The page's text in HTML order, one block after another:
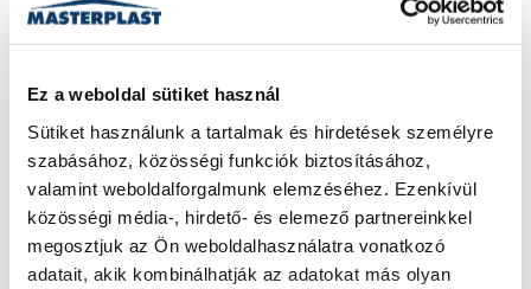
Ez a weboldal sütiket használ
Sütiket használunk a tartalmak és hirdetések személyre
szabásához, közösségi funkciók biztosításához,
valamint weboldalforgalmunk elemzéséhez. Ezenkívül
közösségi média-, hirdető- és elemező partnereinkkel
megosztjuk az Ön weboldalhasználatra vonatkozó
adatait, akik kombinálhatják az adatokat más olyan
Bizalmi indexek az építőiparban illetve a lakásfelújítás- és